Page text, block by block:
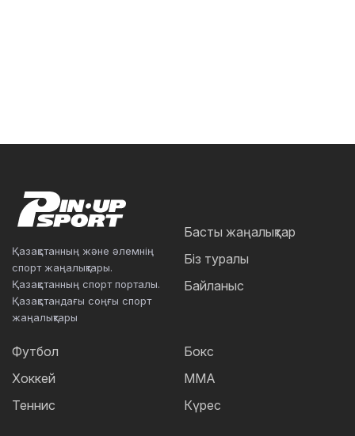
Қазақстанның және әлемнің
спорт жаңалықтары.
Қазақстанның спорт порталы.
Қазақстандағы соңғы спорт
жаңалықтары
Басты жаңалықтар
Біз туралы
Байланыс
Футбол
Хоккей
Теннис
Бокс
ММА
Күрес